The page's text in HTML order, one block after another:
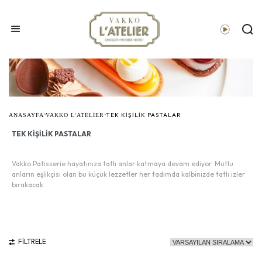
ANASAYFA ›VAKKO L'ATELİER ›TEK KIŞILIK PASTALAR
TEK KIŞILIK PASTALAR
Vakko Patisserie hayatınıza tatlı anlar katmaya devam ediyor. Mutlu
anların eşlikçisi olan bu küçük lezzetler her tadımda kalbinizde tatlı izler
bırakacak.
FİLTRELE